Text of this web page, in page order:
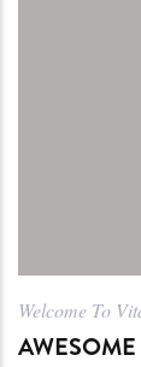
Welcome To